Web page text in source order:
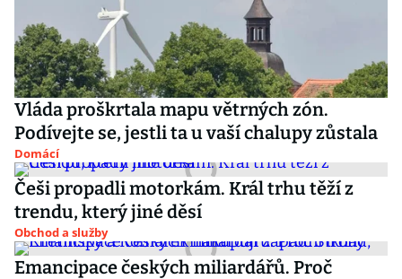
Vláda proškrtala mapu větrných zón.
Podívejte se, jestli ta u vaší chalupy zůstala
Domácí
Češi propadli motorkám. Král trhu těží z
trendu, který jiné děsí
Obchod a služby
Emancipace českých miliardářů. Proč